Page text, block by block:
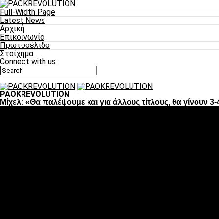
Full-Width Page
Latest News
Αρχική
Επικοινωνία
Πρωτοσέλιδο
Στοίχημα
Connect with us
PAOKREVOLUTION
Μίχελ: «Θα παλέψουμε και για άλλους τίτλους, θα γίνουν